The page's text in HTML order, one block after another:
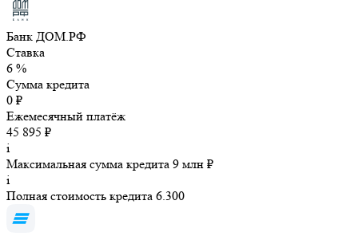
Банк ДОМ.РФ
Ставка
6 %
Сумма кредита
0 ₽
Ежемесячный платёж
45 895 ₽
i
Максимальная сумма кредита 9 млн ₽
i
Полная стоимость кредита 6.300